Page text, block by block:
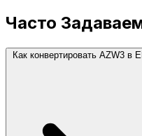
Часто
Как конвертировать AZW3 в